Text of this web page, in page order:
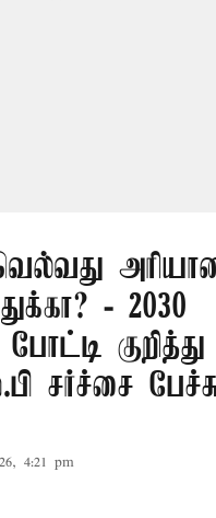
- 2030
குறித்து
சர்ச்சை
4:21 pm